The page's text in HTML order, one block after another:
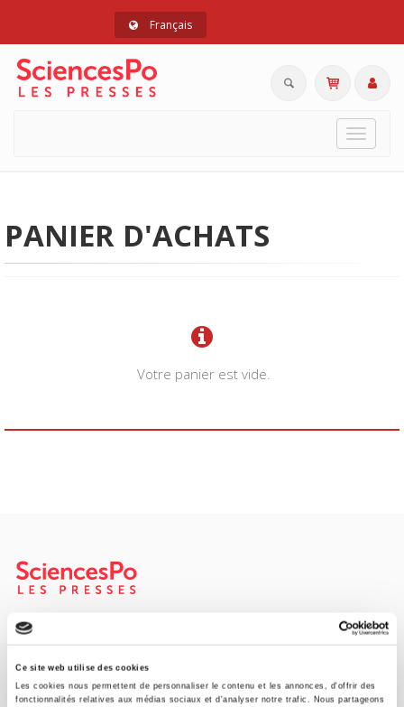
Ce site web utilise des cookies
Les cookies nous permettent de personnaliser le contenu et les annonces, d'offrir des
fonctionnalités relatives aux médias sociaux et d'analyser notre trafic. Nous partageons
Français
Toggle
PANIER D'ACHATS
Votre panier est vide.
Maison d'édition dédiée aux sciences humaines et sociales, les
Presses de Sciences Po participent depuis leur création en 1976
à la transmission des savoirs et des idées